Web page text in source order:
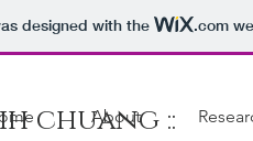
designed with the .com
chuang ::
About